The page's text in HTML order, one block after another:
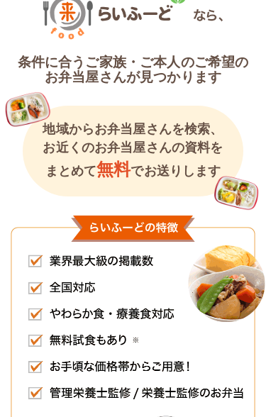
条件に合うご家族・ご本人のご希望の
お弁当屋さんが見つかります
地域からお弁当屋さんを検索、
お近くのお弁当屋さんの資料を
まとめて無料でお送りします